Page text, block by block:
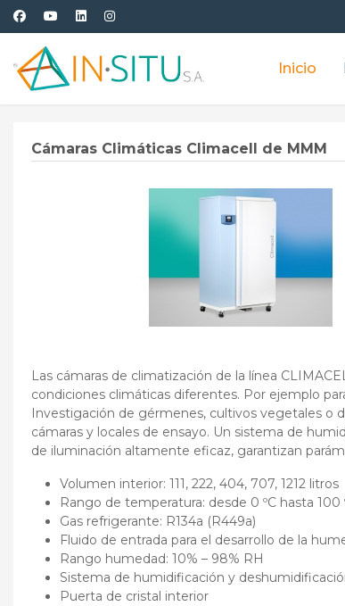
Inicio
Cámaras Climáticas Climacell de MMM
Las cámaras de climatización de la línea
condiciones climáticas diferentes. Por ejemplo
Investigación de gérmenes, cultivos vegetales o
cámaras y locales de ensayo. Un sistema de
de iluminación altamente eficaz, garantizan
Volumen interior: 111, 222, 404, 707, 1212 litros
Rango de temperatura: desde 0 ºC hasta
Gas refrigerante: R134a (R449a)
Fluido de entrada para el desarrollo de la
Rango humedad: 10% – 98% RH
Sistema de humidificación y
Puerta de cristal interior